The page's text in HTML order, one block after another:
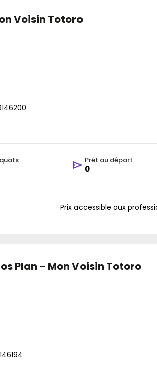
Voisin Totoro
Prêt au départ
0
Prix accessible aux
Plan – Mon Voisin Totoro